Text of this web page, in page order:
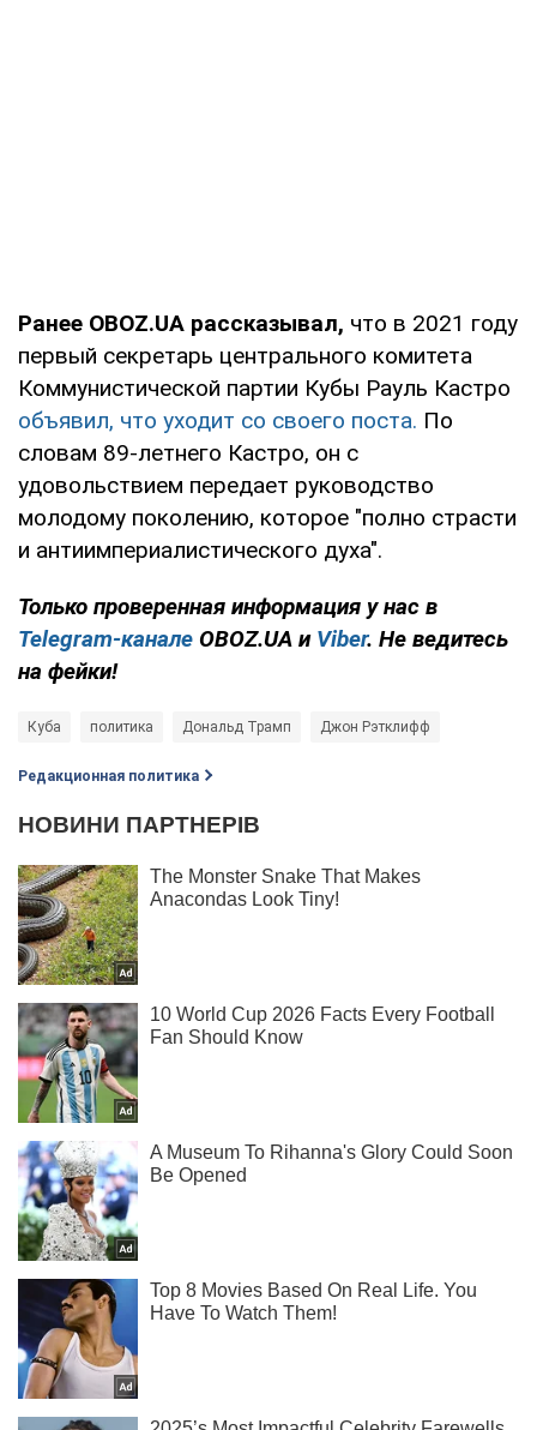
Ранее OBOZ.UA рассказывал, что в 2021 году
первый секретарь центрального комитета
Коммунистической партии Кубы Рауль Кастро
объявил, что уходит со своего поста. По
словам 89-летнего Кастро, он с
удовольствием передает руководство
молодому поколению, которое "полно страсти
и антиимпериалистического духа".
Только проверенная информация у нас в
Telegram-канале OBOZ.UA и Viber. Не ведитесь
на фейки!
Куба политика Дональд Трамп Джон Рэтклифф
Редакционная политика